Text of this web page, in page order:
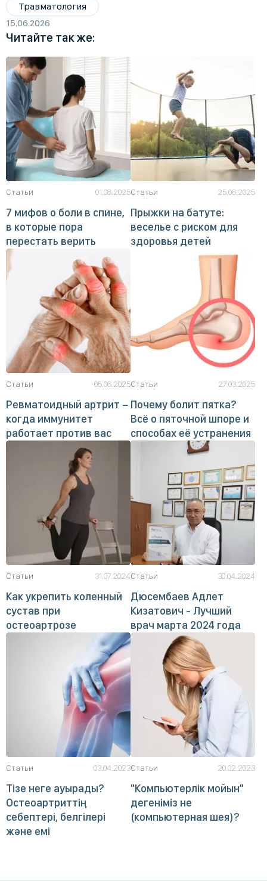
Травматология
15.06.2026
Читайте так же:
Статьи 01.08.2025
7 мифов о боли в спине,
в которые пора
перестать верить
Статьи 25.06.2025
Прыжки на батуте:
веселье с риском для
здоровья детей
Статьи 05.06.2025
Ревматоидный артрит −
когда иммунитет
работает против вас
Статьи 27.03.2025
Почему болит пятка?
Всё о пяточной шпоре и
способах её устранения
Статьи 31.07.2024
Как укрепить коленный
сустав при
остеоартрозе
Статьи 30.04.2024
Дюсембаев Адлет
Кизатович - Лучший
врач марта 2024 года
Статьи 03.04.2023
Тізе неге ауырады?
Остеоартриттің
себептері, белгілері
және емі
Статьи 20.02.2023
"Компьютерлік мойын"
дегеніміз не
(компьютерная шея)?